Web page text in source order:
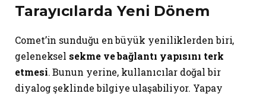
Tarayıcılarda Yeni Dönem
Comet’in sunduğu en büyük yeniliklerden biri,
geleneksel sekme ve bağlantı yapısını terk
etmesi. Bunun yerine, kullanıcılar doğal bir
diyalog şeklinde bilgiye ulaşabiliyor. Yapay